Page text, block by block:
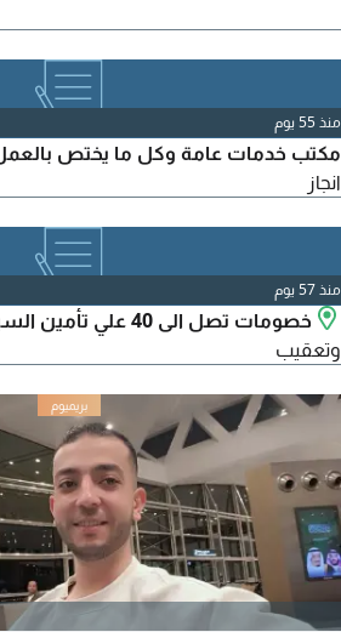
منذ 55 يوم
مكتب خدمات عامة وكل ما يختص
انجاز
منذ 57 يوم
خصومات تصل الى 40
وتعقيب